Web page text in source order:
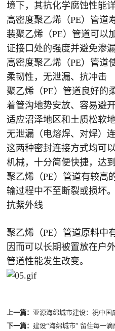
境下，其抗化学腐蚀性能详
高密度聚乙烯（PE）管道
装聚乙烯（PE）管道可以
证接口处的强度并避免渗漏
高密度聚乙烯（PE）管道
柔韧性，无泄漏、抗冲击
聚乙烯（PE）管道良好的
着管沟地势安放、容易避
适应沼泽地区和土质松软
无泄漏（电熔焊、对焊）
这两种密封连接方式均可
机械，十分简便快捷，达
聚乙烯（PE）管道有较高
输过程中不至断裂或损坏。
抗紫外线
聚乙烯（PE）管道原料中
因而可以长期被置放在户
管道性能发生改变。
上一篇： 亚源海绵城市建设：祝中国
下一篇：建设“海绵城市” 留住每一滴